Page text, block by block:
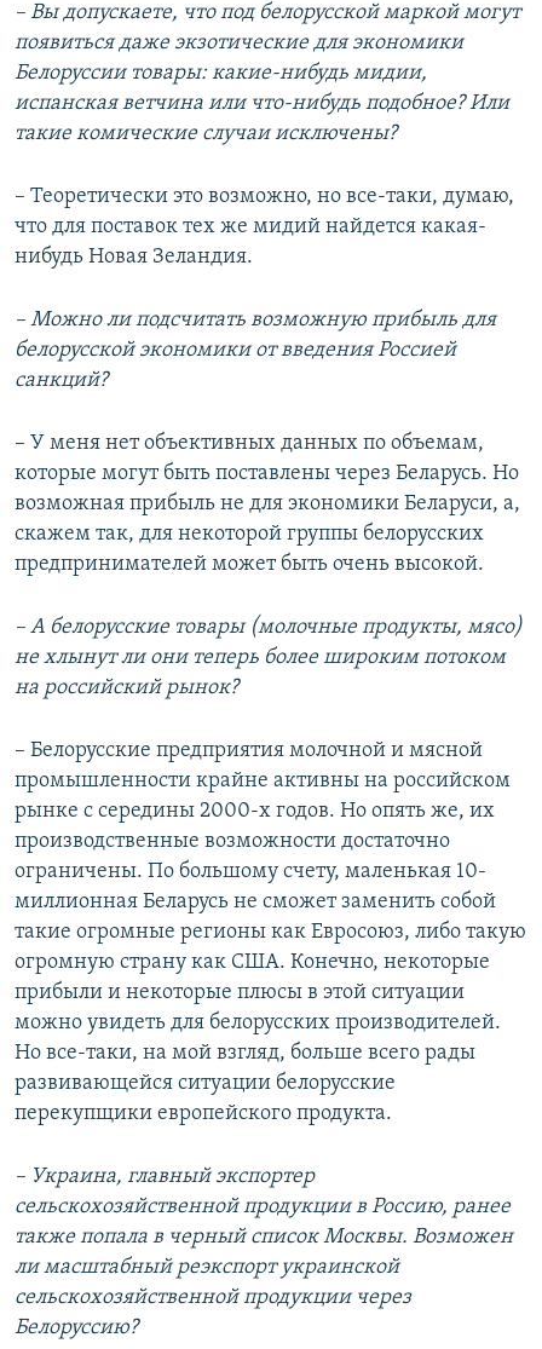
– Вы допускаете, что под белорусской маркой могут
появиться даже экзотические для экономики
Белоруссии товары: какие-нибудь мидии,
испанская ветчина или что-нибудь подобное? Или
такие комические случаи исключены?
– Теоретически это возможно, но все-таки, думаю,
что для поставок тех же мидий найдется какая-
нибудь Новая Зеландия.
– Можно ли подсчитать возможную прибыль для
белорусской экономики от введения Россией
санкций?
– У меня нет объективных данных по объемам,
которые могут быть поставлены через Беларусь. Но
возможная прибыль не для экономики Беларуси, а,
скажем так, для некоторой группы белорусских
предпринимателей может быть очень высокой.
– А белорусские товары (молочные продукты, мясо)
не хлынут ли они теперь более широким потоком
на российский рынок?
– Белорусские предприятия молочной и мясной
промышленности крайне активны на российском
рынке с середины 2000-х годов. Но опять же, их
производственные возможности достаточно
ограничены. По большому счету, маленькая 10-
миллионная Беларусь не сможет заменить собой
такие огромные регионы как Евросоюз, либо такую
огромную страну как США. Конечно, некоторые
прибыли и некоторые плюсы в этой ситуации
можно увидеть для белорусских производителей.
Но все-таки, на мой взгляд, больше всего рады
развивающейся ситуации белорусские
перекупщики европейского продукта.
– Украина, главный экспортер
сельскохозяйственной продукции в Россию, ранее
также попала в черный список Москвы. Возможен
ли масштабный реэкспорт украинской
сельскохозяйственной продукции через
Белоруссию?